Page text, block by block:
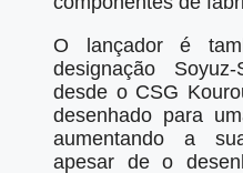
O lançador é
designação
desde o CSG
desenhado para
aumentando a
apesar de o